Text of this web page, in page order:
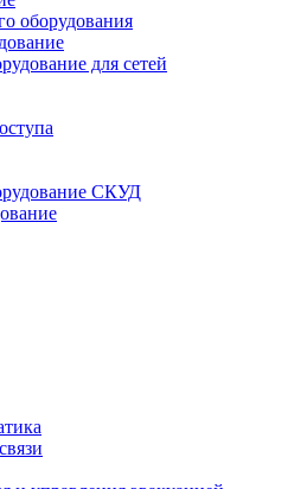
оборудования
для сетей
СКУД